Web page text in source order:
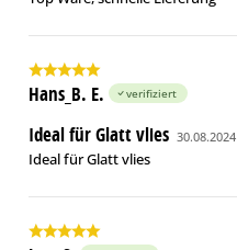
Hans_B. E. verifiziert
Ideal für Glatt vlies 30.08.2024
Ideal für Glatt vlies